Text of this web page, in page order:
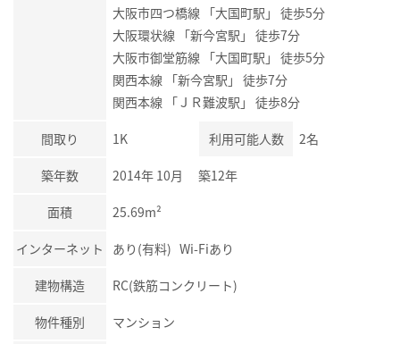
大阪市四つ橋線 「大国町駅」 徒歩5分
大阪環状線 「新今宮駅」 徒歩7分
大阪市御堂筋線 「大国町駅」 徒歩5分
関西本線 「新今宮駅」 徒歩7分
関西本線 「ＪＲ難波駅」 徒歩8分
間取り 1K 利用可能人数 2名
築年数 2014年 10月 築12年
面積 25.69m²
インターネット あり(有料) Wi-Fiあり
建物構造 RC(鉄筋コンクリート)
物件種別
マンション